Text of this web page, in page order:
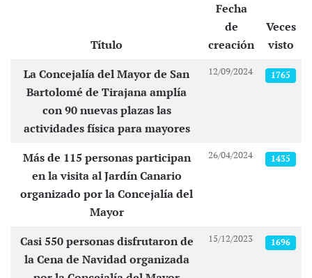
Artículos
Título
Fecha
de
creación
Veces
visto
La Concejalía del Mayor de San
Bartolomé de Tirajana amplía
con 90 nuevas plazas las
actividades física para mayores
12/09/2024 1765
Más de 115 personas participan
en la visita al Jardín Canario
organizado por la Concejalía del
Mayor
26/04/2024 1435
Casi 550 personas disfrutaron de
la Cena de Navidad organizada
15/12/2023 1696